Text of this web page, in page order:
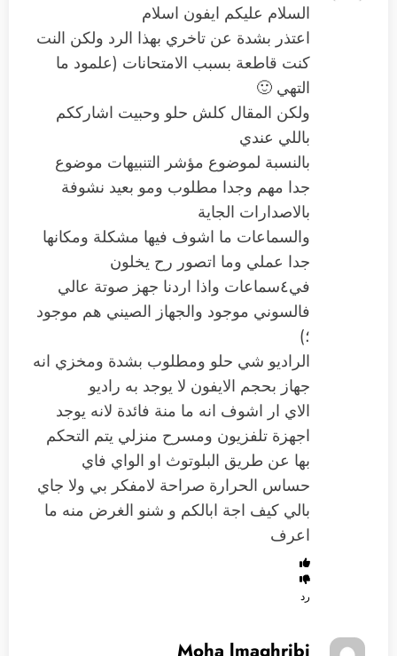
السلام عليكم ايفون اسلام
اعتذر بشدة عن تاخري بهذا الرد ولكن النت
كنت قاطعة بسبب الامتحانات (علمود ما
التهي 🙂
ولكن المقال كلش حلو وحبيت اشارككم
باللي عندي
بالنسبة لموضوع مؤشر التنبيهات موضوع
جدا مهم وجدا مطلوب ومو بعيد نشوفة
بالاصدارات الجاية
والسماعات ما اشوف فيها مشكلة ومكانها
جدا عملي وما اتصور رح يخلون
في٤سماعات واذا اردنا جهز صوتة عالي
فالسوني موجود والجهاز الصيني هم موجود
؛)
الراديو شي حلو ومطلوب بشدة ومخزي انه
جهاز بحجم الايفون لا يوجد به راديو
الاي ار اشوف انه ما منة فائدة لانه يوجد
اجهزة تلفزيون ومسرح منزلي يتم التحكم
بها عن طريق البلوتوث او الواي فاي
حساس الحرارة صراحة لامفكر بي ولا جاي
بالي كيف اجة ابالكم و شنو الغرض منه ما
اعرف
رد
Moha lmaghribi